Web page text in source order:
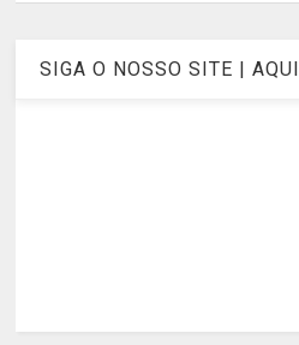
SIGA O NOSSO SITE | AQUI